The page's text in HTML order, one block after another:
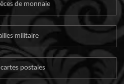
de monnaie
militaire
postales